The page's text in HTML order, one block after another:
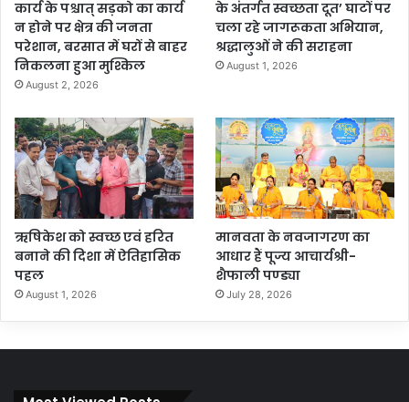
कार्य के पश्चात् सड़को का कार्य
न होने पर क्षेत्र की जनता
परेशान, बरसात में घरों से बाहर
निकलना हुआ मुश्किल
August 2, 2026
के अंतर्गत स्वच्छता दूत’ घाटों पर
चला रहे जागरूकता अभियान,
श्रद्धालुओं ने की सराहना
August 1, 2026
ऋषिकेश को स्वच्छ एवं हरित
बनाने की दिशा में ऐतिहासिक
पहल
August 1, 2026
मानवता के नवजागरण का
आधार हैं पूज्य आचार्यश्री-
शैफाली पण्ड्या
July 28, 2026